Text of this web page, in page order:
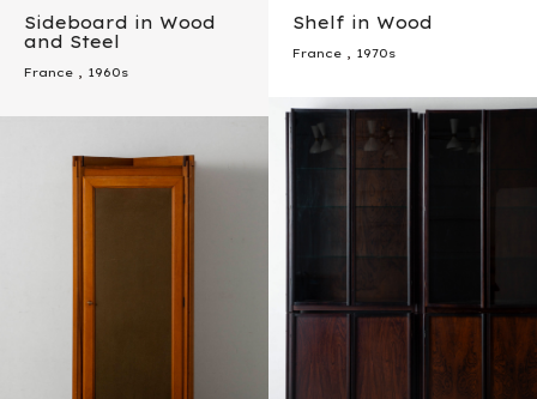
Sideboard in Wood
and Steel
France , 1960s
Shelf in Wood
France , 1970s